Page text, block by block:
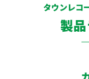
タウンレコ
製